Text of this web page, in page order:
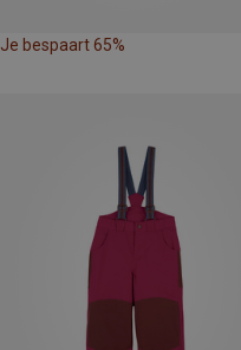
Je bespaart 65%